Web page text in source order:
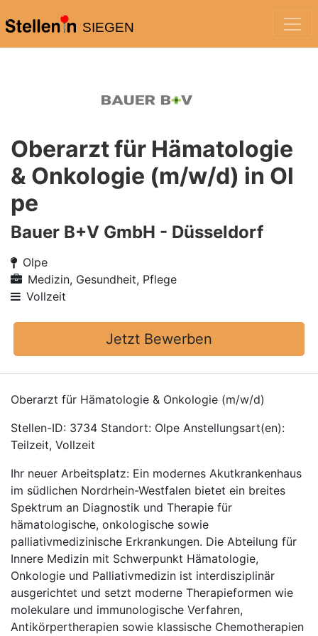
SIEGEN
Oberarzt für Hämatologie
& Onkologie (m/w/d) in Ol
pe
Bauer B+V GmbH - Düsseldorf
Olpe
Medizin, Gesundheit, Pflege
Vollzeit
Jetzt Bewerben
Oberarzt für Hämatologie & Onkologie (m/w/d)
Stellen-ID: 3734 Standort: Olpe Anstellungsart(en):
Teilzeit, Vollzeit
Ihr neuer Arbeitsplatz: Ein modernes Akutkrankenhaus
im südlichen Nordrhein-Westfalen bietet ein breites
Spektrum an Diagnostik und Therapie für
hämatologische, onkologische sowie
palliativmedizinische Erkrankungen. Die Abteilung für
Innere Medizin mit Schwerpunkt Hämatologie,
Onkologie und Palliativmedizin ist interdisziplinär
ausgerichtet und setzt moderne Therapieformen wie
molekulare und immunologische Verfahren,
Antikörpertherapien sowie klassische Chemotherapien